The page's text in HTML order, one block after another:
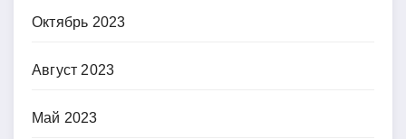
Октябрь 2023
Август 2023
Май 2023